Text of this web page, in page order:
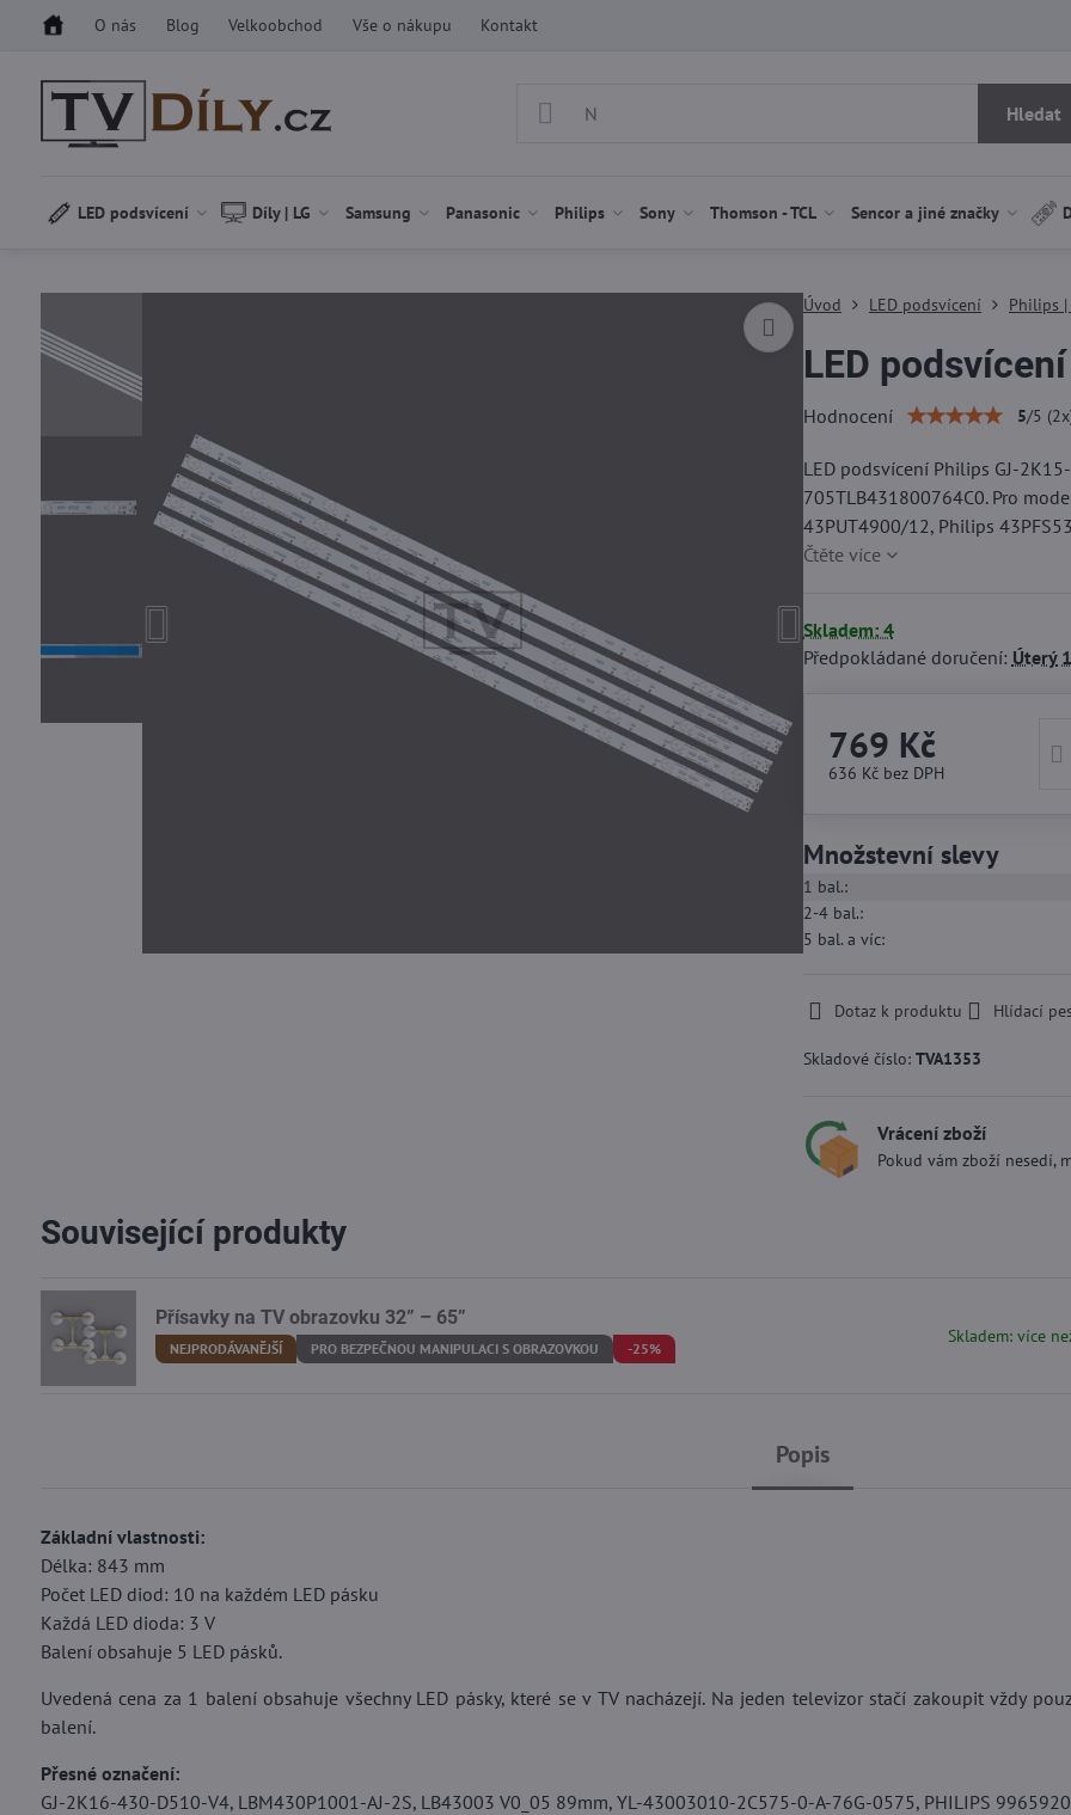
O nás Blog Velkoobchod Vše o nákupu Kontakt
Hledat
LED podsvícení Díly | LG Samsung Panasonic Philips Sony Thomson - TCL Sencor a jiné značky
Úvod LED podsvícení Philips
LED
Hodnocení 5/5 (2
LED podsvícení Philips GJ-
705TLB431800764C0. Pro
43PUT4900/12, Philips
Čtěte více
Skladem: 4
Předpokládané doručení: Úterý
769 Kč
636 Kč bez DPH
Množstevní slevy
1 bal.:
2-4bal.:
5 bal.a víc:
Dotaz k produktu Hlídací
Skladové číslo: TVA1353
Vrácení zboží
Pokud vám zboží nesedí,
Popis
Základní vlastnosti:
Délka: 843 mm
Počet LED diod: 10 na každém LED pásku
Každá LED dioda: 3 V
Balení obsahuje 5 LED pásků.
Uvedená cena za 1 balení obsahuje všechny LED pásky, které se v TV nacházejí. Na jeden televizor stačí zakoupit vždy
balení.
Přesné označení:
GJ-2K16-430-D510-V4, LBM430P1001-AJ-2S, LB43003 V0_05 89mm, YL-43003010-2C575-0-A-76G-0575, PHILIPS
Související produkty
Přísavky na TV obrazovku 32” – 65”
NEJPRODÁVANĚJŠÍ PRO BEZPEČNOU MANIPULACI S OBRAZOVKOU -25%
Skladem: více